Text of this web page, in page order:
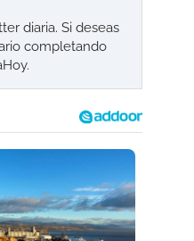
diaria. Si deseas
completando